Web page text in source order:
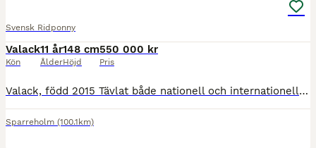
Svensk Ridponny
Valack
Kön
11 år
Ålder
148 cm
Höjd
550 000 kr
Pris
Valack, född 2015 Tävlat både nationell och internationellt. Vann ungponny SM som 6 åring, 4a i finalen på Ponny SM 2026. Tre bra reglerbara gångarter, gör alla rörelser med lätthet. 148 mkh 550 0
Sparreholm (100.1km)